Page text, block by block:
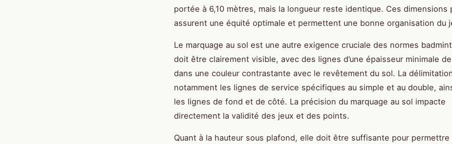
portée à 6,10 mètres, mais la longueur reste identique. Ces dimensions
assurent une équité optimale et permettent une bonne organisation du
Le marquage au sol est une autre exigence cruciale des normes
doit être clairement visible, avec des lignes d’une épaisseur minimale
dans une couleur contrastante avec le revêtement du sol. La
notamment les lignes de service spécifiques au simple et au double,
les lignes de fond et de côté. La précision du marquage au sol impacte
directement la validité des jeux et des points.
Quant à la hauteur sous plafond, elle doit être suffisante pour permettre